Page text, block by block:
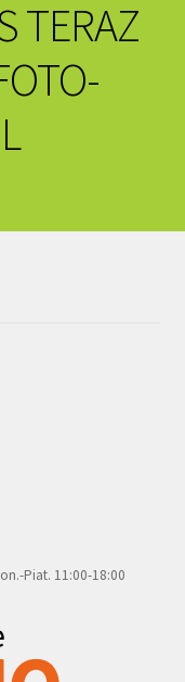
TERAZ
Piat. 11:00-18:00